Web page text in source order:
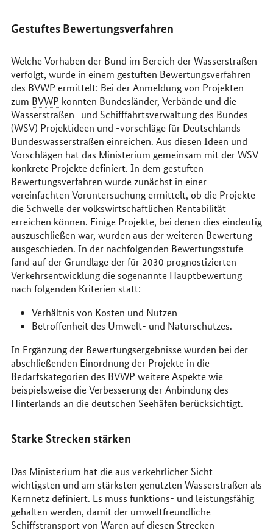
Gestuftes Bewertungsverfahren
Welche Vorhaben der Bund im Bereich der Wasserstraßen
verfolgt, wurde in einem gestuften Bewertungsverfahren
des BVWP ermittelt: Bei der Anmeldung von Projekten
zum BVWP konnten Bundesländer, Verbände und die
Wasserstraßen- und Schifffahrtsverwaltung des Bundes
(WSV) Projektideen und -vorschläge für Deutschlands
Bundeswasserstraßen einreichen. Aus diesen Ideen und
Vorschlägen hat das Ministerium gemeinsam mit derWSV
konkrete Projekte definiert. In dem gestuften
Bewertungsverfahren wurde zunächst in einer
vereinfachten Voruntersuchung ermittelt, ob die Projekte
die Schwelle der volkswirtschaftlichen Rentabilität
erreichen können. Einige Projekte, bei denen dies eindeutig
auszuschließen war, wurden aus der weiteren Bewertung
ausgeschieden. In der nachfolgenden Bewertungsstufe
fand auf der Grundlage der für 2030 prognostizierten
Verkehrsentwicklung die sogenannte Hauptbewertung
nach folgenden Kriterien statt:
Verhältnis von Kosten und Nutzen
Betroffenheit des Umwelt- und Naturschutzes.
In Ergänzung der Bewertungsergebnisse wurden bei der
abschließenden Einordnung der Projekte in die
Bedarfskategorien des BVWP weitere Aspekte wie
beispielsweise die Verbesserung der Anbindung des
Hinterlands an die deutschen Seehäfen berücksichtigt.
Starke Strecken stärken
Das Ministerium hat die aus verkehrlicher Sicht
wichtigsten und am stärksten genutzten Wasserstraßen als
Kernnetz definiert. Es muss funktions- und leistungsfähig
gehalten werden, damit der umweltfreundliche
Schiffstransport von Waren auf diesen Strecken